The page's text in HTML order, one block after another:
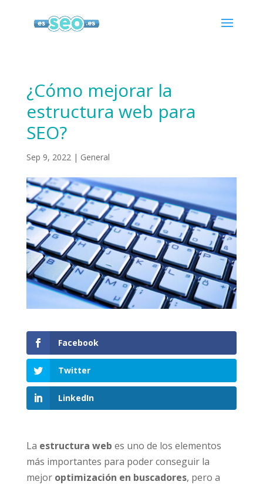
¿Cómo mejorar la
estructura web para
SEO?
Sep 9, 2022| General
Facebook
Twitter
LinkedIn
La estructura web es uno de los elementos
más importantes para poder conseguir la
mejor optimización en buscadores, pero a